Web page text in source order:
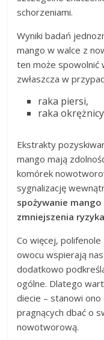
schorzeniami.
Wyniki badań
mango w walce z
ten może spowolnić
zwłaszcza w
raka piersi,
raka
Ekstrakty
mango mają
komórek
sygnalizację
spożywanie
zmniejszenia
Co więcej,
owocu wspierają
dodatkowo
ogólne. Dlatego
diecie – stanowi
pragnących dbać o
nowotworową.